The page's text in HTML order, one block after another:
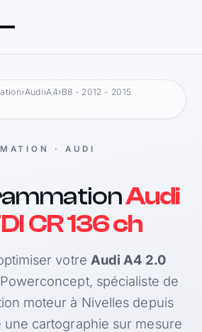
›Audi›A4›B8 - 2012 - 2015
· AUDI
Audi
CR 136 ch
votre Audi A4 2.0
spécialiste de
moteur à Nivelles depuis
une cartographie sur mesure